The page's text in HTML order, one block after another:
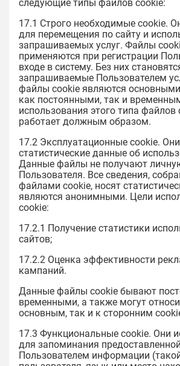
следующие типы файлов cookie:
17.1 Строго необходимые cookie.
для перемещения по сайту и
запрашиваемых услуг. Файлы
применяются при регистрации
входе в систему. Без них
запрашиваемые Пользователем
файлы cookie являются
как постоянными, так и
использования этого типа файлов
работает должным образом.
17.2 Эксплуатационные cookie.
статистические данные об
Данные файлы не получают
Пользователя. Все сведения,
файлами cookie, носят
являются анонимными. Цели
cookie:
17.2.1 Получение статистики
сайтов;
17.2.2 Оценка эффективности
кампаний.
Данные файлы cookie бывают
временными, а также могут
основным, так и к сторонним
17.3 Функциональные cookie. Они
для запоминания предоставленной
Пользователем информации